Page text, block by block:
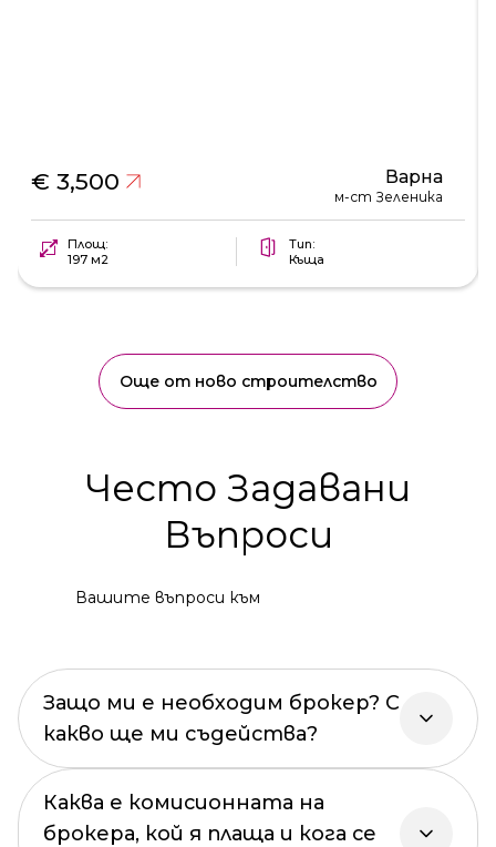
€ 3,500 Варна
м-ст Зеленика
Площ:
197 м2
Тип:
Къща
Още от ново строителство
Често Задавани
Въпроси
Вашите въпроси към
Защо ми е необходим брокер? С
какво ще ми съдейства?
Каква е комисионната на
брокера, кой я плаща и кога се